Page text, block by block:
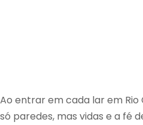
Ao entrar em cada lar em
só paredes, mas vidas e a fé